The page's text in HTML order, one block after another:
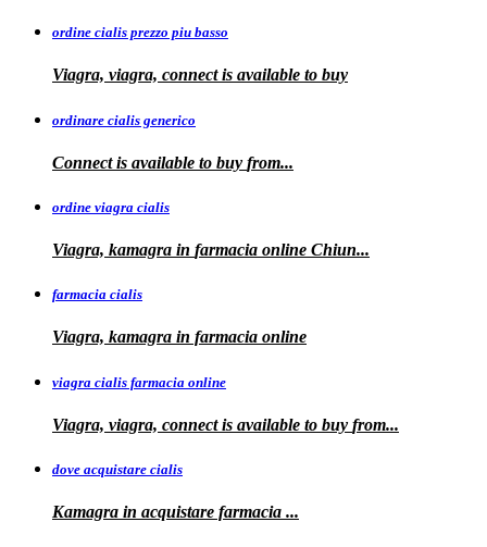
ordine cialis prezzo piu basso
Viagra, viagra, connect is available to buy
ordinare cialis generico
Connect is available to buy from...
ordine viagra cialis
Viagra, kamagra in farmacia online Chiun...
farmacia cialis
Viagra, kamagra in farmacia online
viagra cialis farmacia online
Viagra, viagra, connect is available to buy from...
dove acquistare cialis
Kamagra in acquistare farmacia ...